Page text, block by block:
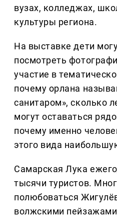
вузах, колледжах,
культуры региона.
На выставке дети
посмотреть
участие в
почему орлана
санитаром», сколько
могут оставаться
почему именно
этого вида
Самарская Лука
тысячи туристов.
полюбоваться
волжскими